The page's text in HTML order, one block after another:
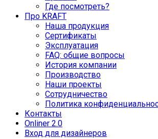
Где посмотреть?
Про KRAFT
Наша продукция
Сертификаты
Эксплуатация
FAQ: общие вопросы
История компании
Производство
Наши проекты
Сотрудничество
Политика
Контакты
Onliner 2.0
Вход для дизайнеров